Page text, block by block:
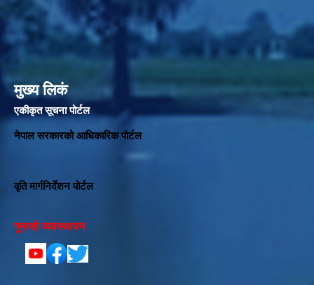
मुख्य लिकं
एकीकृत सूचना पोर्टल
नेपाल सरकारको आधिकारिक पोर्टल
वृति मार्गनिर्देशन पोर्टल
गुनासो व्यवस्थापन